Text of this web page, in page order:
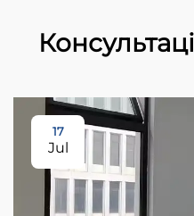
17
Jul